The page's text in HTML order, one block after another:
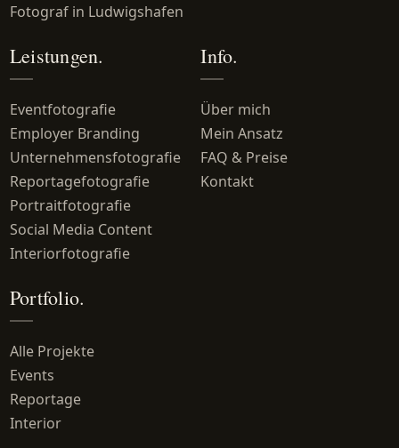
Fotograf in Ludwigshafen
Leistungen.
Eventfotografie
Employer Branding
Unternehmensfotografie
Reportagefotografie
Portraitfotografie
Social Media Content
Interiorfotografie
Info.
Über mich
Mein Ansatz
FAQ & Preise
Kontakt
Portfolio.
Alle Projekte
Events
Reportage
Interior